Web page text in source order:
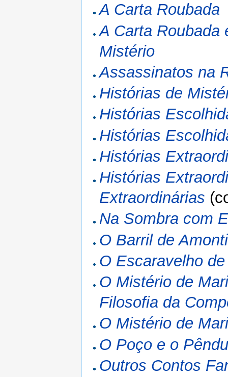
A Carta Roubada
A Carta Roubada
Mistério
Assassinatos na
Histórias de
Histórias
Histórias
Histórias
Histórias
Extraordinárias
Na Sombra com
O Barril de
O Escaravelho
O Mistério de
Filosofia da
O Mistério de
O Poço e o
Outros Contos